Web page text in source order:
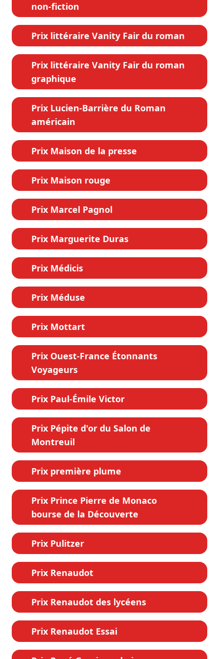
non-fiction
Prix littéraire Vanity Fair du roman
Prix littéraire Vanity Fair du roman
graphique
Prix Lucien-Barrière du Roman
américain
Prix Maison de la presse
Prix Maison rouge
Prix Marcel Pagnol
Prix Marguerite Duras
Prix Médicis
Prix Méduse
Prix Mottart
Prix Ouest-France Étonnants
Voyageurs
Prix Paul-Émile Victor
Prix Pépite d'or du Salon de
Montreuil
Prix première plume
Prix Prince Pierre de Monaco
bourse de la Découverte
Prix Pulitzer
Prix Renaudot
Prix Renaudot des lycéens
Prix Renaudot Essai